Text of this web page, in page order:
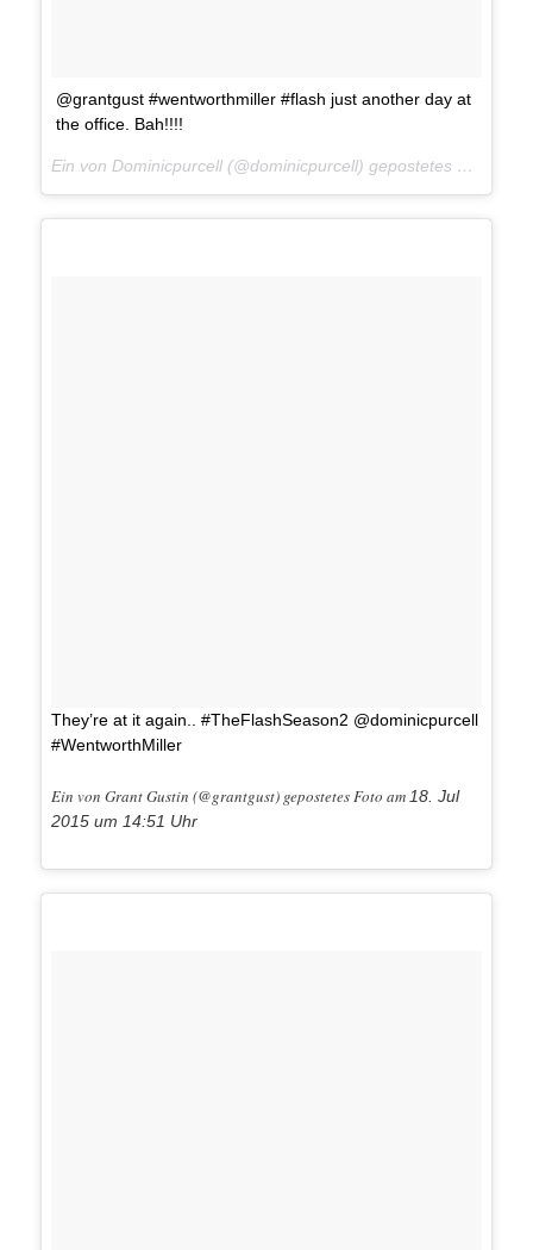
@grantgust #wentworthmiller #flash just another day at
the office. Bah!!!!
Ein von Dominicpurcell (@dominicpurcell) gepostetes Foto am
They’re at it again.. #TheFlashSeason2 @dominicpurcell
#WentworthMiller
Ein von Grant Gustin (@grantgust) gepostetes Foto am 18. Jul
2015 um 14:51 Uhr